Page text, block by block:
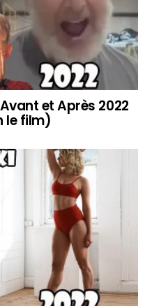
et Après 2022
le film)